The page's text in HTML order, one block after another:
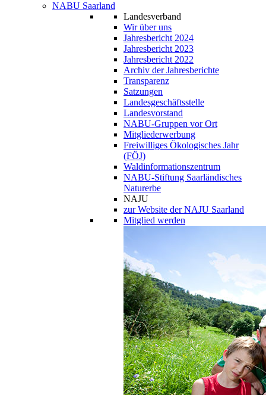
NABU Saarland
Landesverband
Wir über uns
Jahresbericht 2024
Jahresbericht 2023
Jahresbericht 2022
Archiv der Jahresberichte
Transparenz
Satzungen
Landesgeschäftsstelle
Landesvorstand
NABU-Gruppen vor Ort
Mitgliederwerbung
Freiwilliges Ökologisches Jahr
(FÖJ)
Waldinformationszentrum
NABU-Stiftung Saarländisches
Naturerbe
NAJU
zur Website der NAJU Saarland
Mitglied werden